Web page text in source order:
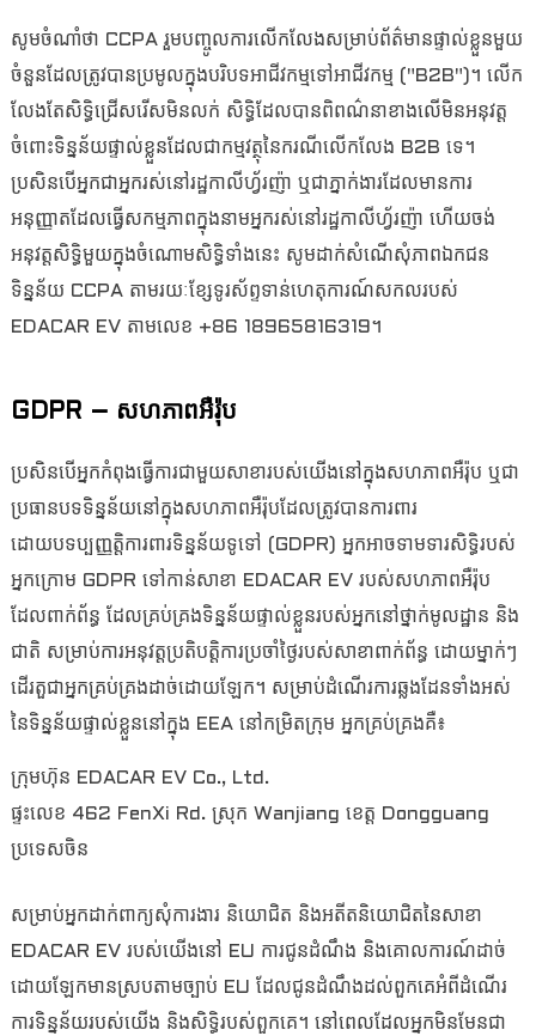
សូមចំណាំថា CCPA រួមបញ្ចូលការលើកលែងសម្រាប់ព័ត៌មានផ្ទាល់ខ្លួនមួយ
ចំនួនដែលត្រូវបានប្រមូលក្នុងបរិបទអាជីវកម្មទៅអាជីវកម្ម ("B2B")។ លើក
លែងតែសិទ្ធិជ្រើសរើសមិនលក់ សិទ្ធិដែលបានពិពណ៌នាខាងលើមិនអនុវត្ត
ចំពោះទិន្នន័យផ្ទាល់ខ្លួនដែលជាកម្មវត្ថុនៃករណីលើកលែង B2B ទេ។
ប្រសិនបើអ្នកជាអ្នករស់នៅរដ្ឋកាលីហ្វ័រញ៉ា ឬជាភ្នាក់ងារដែលមានការ
អនុញ្ញាតដែលធ្វើសកម្មភាពក្នុងនាមអ្នករស់នៅរដ្ឋកាលីហ្វ័រញ៉ា ហើយចង់
អនុវត្តសិទ្ធិមួយក្នុងចំណោមសិទ្ធិទាំងនេះ សូមដាក់សំណើសុំភាពឯកជន
ទិន្នន័យ CCPA តាមរយៈខ្សែទូរស័ព្ទទាន់ហេតុការណ៍សកលរបស់
EDACAR EV តាមលេខ +86 18965816319។
GDPR – សហភាពអឺរ៉ុប
ប្រសិនបើអ្នកកំពុងធ្វើការជាមួយសាខារបស់យើងនៅក្នុងសហភាពអឺរ៉ុប ឬជា
ប្រធានបទទិន្នន័យនៅក្នុងសហភាពអឺរ៉ុបដែលត្រូវបានការពារ
ដោយបទប្បញ្ញត្តិការពារទិន្នន័យទូទៅ (GDPR) អ្នកអាចទាមទារសិទ្ធិរបស់
អ្នកក្រោម GDPR ទៅកាន់សាខា EDACAR EV របស់សហភាពអឺរ៉ុប
ដែលពាក់ព័ន្ធ ដែលគ្រប់គ្រងទិន្នន័យផ្ទាល់ខ្លួនរបស់អ្នកនៅថ្នាក់មូលដ្ឋាន និង
ជាតិ សម្រាប់ការអនុវត្តប្រតិបត្តិការប្រចាំថ្ងៃរបស់សាខាពាក់ព័ន្ធ ដោយម្នាក់ៗ
ដើរតួជាអ្នកគ្រប់គ្រងដាច់ដោយឡែក។ សម្រាប់ដំណើរការឆ្លងដែនទាំងអស់
នៃទិន្នន័យផ្ទាល់ខ្លួននៅក្នុង EEA នៅកម្រិតក្រុម អ្នកគ្រប់គ្រងគឺ៖
ក្រុមហ៊ុន EDACAR EV Co., Ltd.
ផ្ទះលេខ 462 FenXi Rd. ស្រុក Wanjiang ខេត្ត Dongguang
ប្រទេសចិន
សម្រាប់អ្នកដាក់ពាក្យសុំការងារ និយោជិត និងអតីតនិយោជិតនៃសាខា
EDACAR EV របស់យើងនៅ EU ការជូនដំណឹង និងគោលការណ៍ដាច់
ដោយឡែកមានស្របតាមច្បាប់ EU ដែលជូនដំណឹងដល់ពួកគេអំពីដំណើរ
ការទិន្នន័យរបស់យើង និងសិទ្ធិរបស់ពួកគេ។ នៅពេលដែលអ្នកមិនមែនជា